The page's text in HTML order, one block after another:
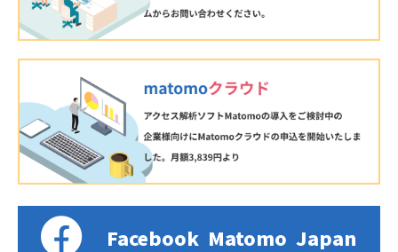
Facebook Matomo Japan